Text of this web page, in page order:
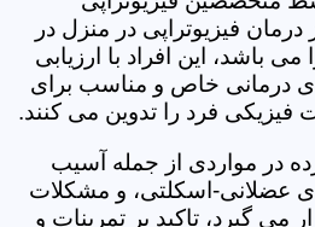
فیزیوتراپی در منزل در
باشد، این افراد با ارزیابی
درمانی خاص و مناسب برای
فیزیکی فرد را تدوین می کنند.
در مواردی از جمله آسیب
عضلانی-اسکلتی، و مشکلات
می گیرد، تاکید بر تمرینات و